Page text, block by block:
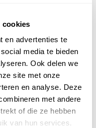
cookies
en advertenties te
media te bieden
Ook delen we
site met onze
en analyse. Deze
met andere
of die ze hebben
van hun services.
dit gebied, gelegen
bestaat
het Ravelobe Lake is
aanwezig. Het is
torenvalk.
naar de
de Van Dam’s